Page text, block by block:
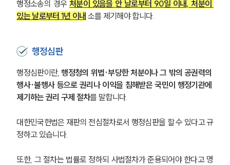
행정소송의 경우 처분이 있음을 안 날로부터 90일 이내, 처분이
있는 날로부터 1년 이내 소를 제기해야 합니다.
행정심판
행정심판이란, 행정청의 위법·부당한 처분이나 그 밖의 공권력의
행사·불행사 등으로 권리나 이익을 침해받은 국민이 행정기관에
제기하는 권리 구제 절차를 말합니다.
대한민국헌법은 재판의 전심절차로서 행정심판을 할 수 있다고 규
정하고 있습니다.
또한, 그 절차는 법률로 정하되 사법절차가 준용되어야 한다고 명